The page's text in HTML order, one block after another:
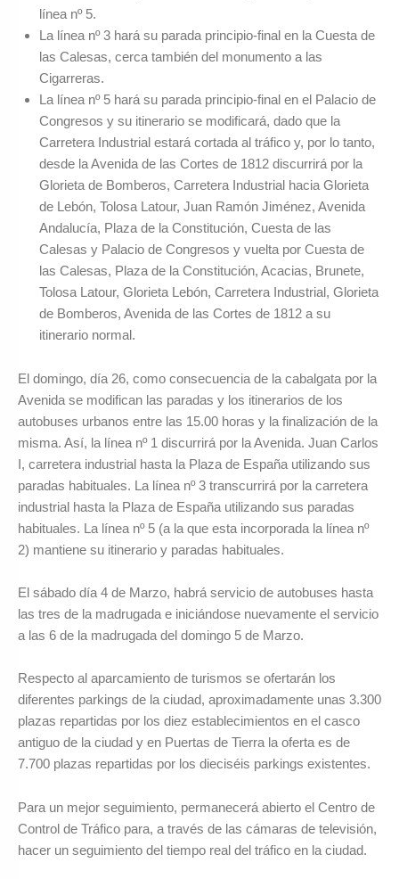
línea nº 5.
La línea nº 3 hará su parada principio-final en la Cuesta de
las Calesas, cerca también del monumento a las
Cigarreras.
La línea nº 5 hará su parada principio-final en el Palacio de
Congresos y su itinerario se modificará, dado que la
Carretera Industrial estará cortada al tráfico y, por lo tanto,
desde la Avenida de las Cortes de 1812 discurrirá por la
Glorieta de Bomberos, Carretera Industrial hacia Glorieta
de Lebón, Tolosa Latour, Juan Ramón Jiménez, Avenida
Andalucía, Plaza de la Constitución, Cuesta de las
Calesas y Palacio de Congresos y vuelta por Cuesta de
las Calesas, Plaza de la Constitución, Acacias, Brunete,
Tolosa Latour, Glorieta Lebón, Carretera Industrial, Glorieta
de Bomberos, Avenida de las Cortes de 1812 a su
itinerario normal.
El domingo, día 26, como consecuencia de la cabalgata por la
Avenida se modifican las paradas y los itinerarios de los
autobuses urbanos entre las 15.00 horas y la finalización de la
misma. Así, la línea nº 1 discurrirá por la Avenida. Juan Carlos
I, carretera industrial hasta la Plaza de España utilizando sus
paradas habituales. La línea nº 3 transcurrirá por la carretera
industrial hasta la Plaza de España utilizando sus paradas
habituales. La línea nº 5 (a la que esta incorporada la línea nº
2) mantiene su itinerario y paradas habituales.
El sábado día 4 de Marzo, habrá servicio de autobuses hasta
las tres de la madrugada e iniciándose nuevamente el servicio
a las 6 de la madrugada del domingo 5 de Marzo.
Respecto al aparcamiento de turismos se ofertarán los
diferentes parkings de la ciudad, aproximadamente unas 3.300
plazas repartidas por los diez establecimientos en el casco
antiguo de la ciudad y en Puertas de Tierra la oferta es de
7.700 plazas repartidas por los dieciséis parkings existentes.
Para un mejor seguimiento, permanecerá abierto el Centro de
Control de Tráfico para, a través de las cámaras de televisión,
hacer un seguimiento del tiempo real del tráfico en la ciudad.